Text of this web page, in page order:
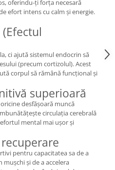
oferindu-ți forța necesară
efort intens cu calm și energie.
ci ajută sistemul endocrin să
(precum cortizolul). Acest
corpul să rămână funcțional și
superioară
desfășoară muncă
circulația cerebrală
mental mai ușor și
pentru capacitatea sa de a
și de a accelera